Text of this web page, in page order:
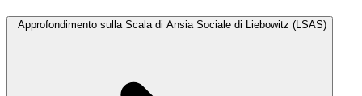
Approfondimento sulla Scala di Ansia Sociale di Liebowitz (LSAS)